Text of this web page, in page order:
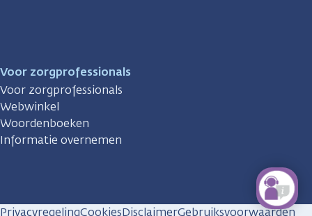
Voor zorgprofessionals
Voor zorgprofessionals
Webwinkel
Woordenboeken
Informatie overnemen
PrivacyregelingCookiesDisclaimerGebruiksvoorwaarden